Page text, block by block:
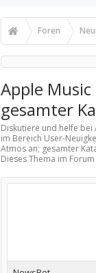
Foren
Apple
gesamter
Diskutiere und helfe
im Bereich User-
Atmos an; gesamter
Dieses Thema im Forum